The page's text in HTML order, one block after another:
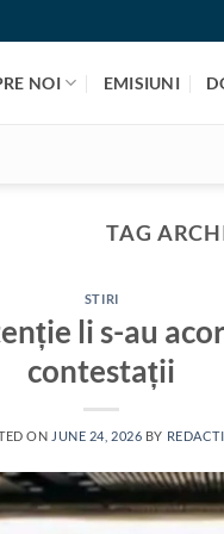
NOI EMISIUNI
TAG
STIRI
li s-au
contestații
ON JUNE 24, 2026 BY